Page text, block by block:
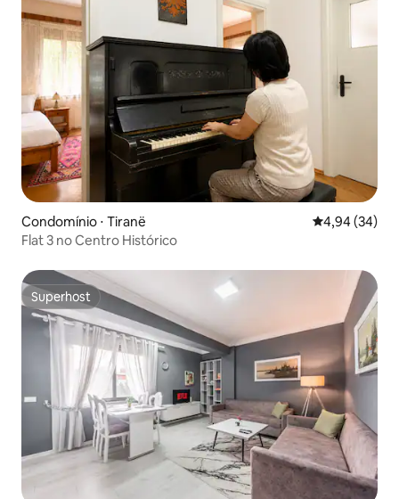
Condomínio ⋅ Tiranë 4,94 de uma
4,94 (34)
Flat 3 no Centro Histórico
Superhost
Superhost